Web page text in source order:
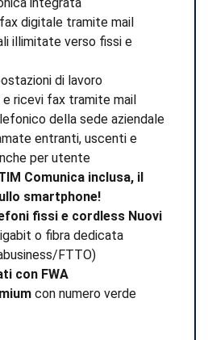
digitale tramite mail
illimitate verso fissi e
di lavoro
e ricevi fax tramite mail
della sede aziendale
entranti, uscenti e
per utente
Comunica inclusa, il
smartphone!
fissi e cordless Nuovi
o fibra dedicata
FTTO)
con FWA
con numero verde